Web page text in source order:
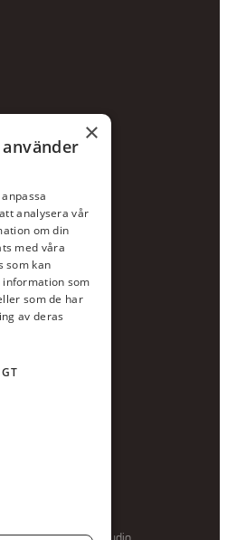
×
analysera vår
om din
med våra
som kan
information som
som de har
av deras